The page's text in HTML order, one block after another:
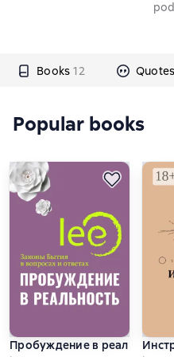
Books 12 Quotes
Popular books
Пробуждение в реальность.